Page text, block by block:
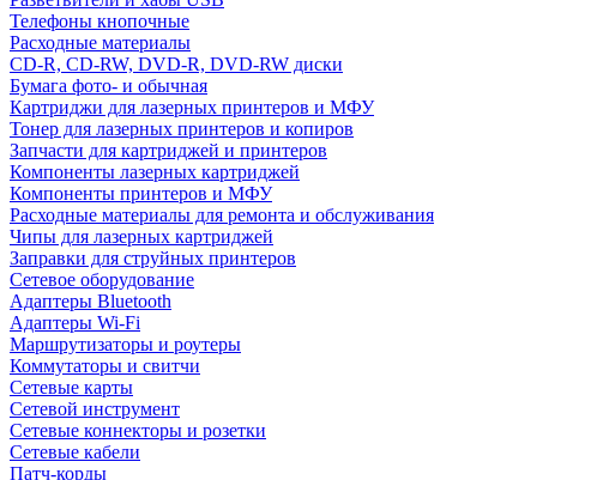
Телефоны кнопочные
Расходные материалы
CD-R, CD-RW, DVD-R, DVD-RW диски
Бумага фото- и обычная
Картриджи для лазерных принтеров и МФУ
Тонер для лазерных принтеров и копиров
Запчасти для картриджей и принтеров
Компоненты лазерных картриджей
Компоненты принтеров и МФУ
Расходные материалы для ремонта и обслуживания
Чипы для лазерных картриджей
Заправки для струйных принтеров
Сетевое оборудование
Адаптеры Bluetooth
Адаптеры Wi-Fi
Маршрутизаторы и роутеры
Коммутаторы и свитчи
Сетевые карты
Сетевой инструмент
Сетевые коннекторы и розетки
Сетевые кабели
Патч-корды